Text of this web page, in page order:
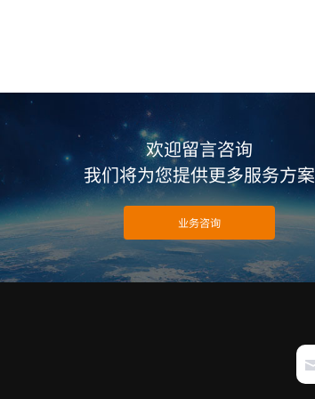
欢迎留言咨询
我们将为您提供更多服务方案
业务咨询